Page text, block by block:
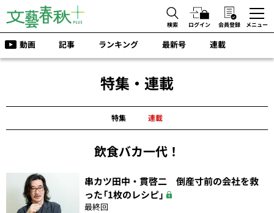
検索 ログイン 会員登録 メニュー
動画 記事 ランキング 最新号 連載
特集・連載
特集 連載
飲食バカ一代！
串カツ田中・貫啓二 倒産寸前の会社を救
った「1枚のレシピ」
最終回